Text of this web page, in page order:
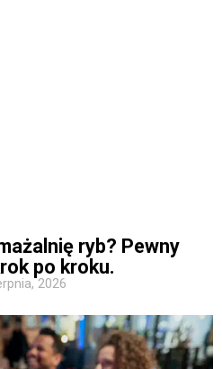
ryb? Pewny
po kroku.
2026